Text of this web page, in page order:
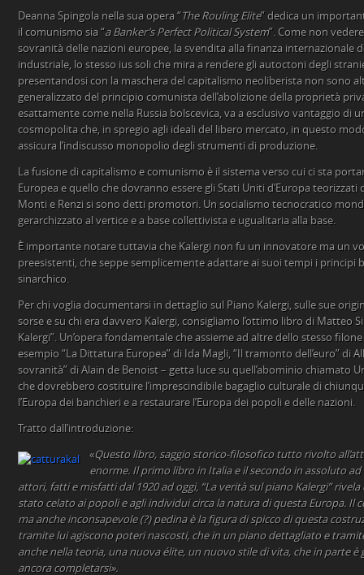
Deanna Spingola nella sua opera “The Rouling Elite” dedica un
il comunismo sia “a Banker’s Perfect Political System”. Come non
sovranità delle nazioni europee, la svendita alla finanza internazionale
industriale, lo stesso ius soli che mira a rendere gli autoctoni degli
presentandosi con la maschera del capitalismo neoliberista non sono
generalizzato del principio comunista dell’abolizione della proprietà
esattamente come nella Russia bolscevica, va a esclusivo vantaggio di
cosmopolita che, in spregio agli ideali del libero mercato, in questo
assicura l’indiscusso monopolio degli strumenti di produzione.
La fusione di capitalismo e comunismo è il sistema verso cui ci sta
Europea e quello che dovranno essere gli Stati Uniti d’Europa teorizzati
Monti e Renzi si sono detti promotori. Un socialismo tecnocratico
gerarchizzato al vertice e a base collettivista e ugualitaria alla base.
È importante notare tuttavia che Kalergi non fu un innovatore ma un
preesistenti, che seppe semplicemente adattare ai suoi tempi i principi
sinarchico.
Per chi voglia documentarsi in dettaglio sul Piano Kalergi, sulle sue
sorse e su chi era davvero Kalergi, consigliamo l’ottimo libro di Matteo
Kalergi”. Un’opera fondamentale che assieme ad altre dello stesso
esempio “La Dittatura Europea” di Ida Magli, “Il tramonto dell’euro” di
sovranità” di Alain de Benoist – getta luce su quell’abominio chiamato
che dovrebbero costituire l’imprescindibile bagaglio culturale di
l’Europa dei banchieri e a restaurare l’Europa dei popoli e delle nazioni.
Tratto dall’introduzione:
«Questo libro, saggio storico-filosofico tutto rivolto
enorme. Il primo libro in Italia e il secondo in assoluto
attori, fatti e misfatti dal 1920 ad oggi, “La verità sul piano Kalergi”
stato celato ai popoli e agli individui circa la natura di questa Europa. Il
ma anche inconsapevole (?) pedina è la figura di spicco di questa
tramite lui agiscono poteri nascosti, che in un piano dettagliato e
anche nella teoria, una nuova élite, un nuovo stile di vita, che in parte è
ancora completarsi».